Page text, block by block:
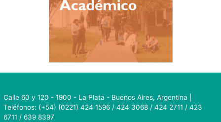
Calle 60 y 120 - 1900 - La Plata - Buenos Aires, Argentina |
Teléfonos: (+54) (0221) 424 1596 / 424 3068 / 424 2711 / 423
6711 / 639 8397